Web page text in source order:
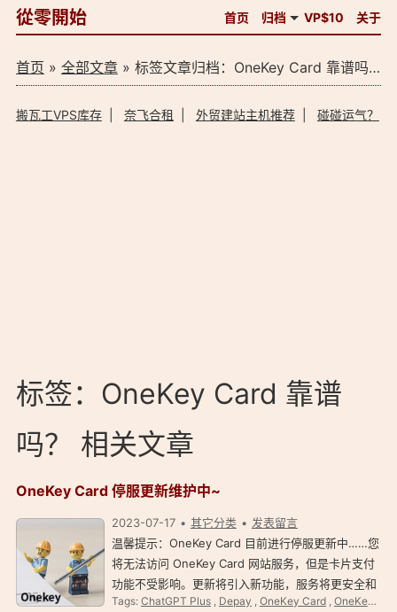
從零開始 首页 归档 VP$10 关于
首页 » 全部文章» 标签文章归档：OneKey Card 靠谱吗？（1）
搬瓦工VPS库存| 奈飞合租 外贸建站主机推荐| 碰碰运气？
标签：OneKey Card 靠谱
吗？ 相关文章
OneKey Card 停服更新维护中~
2023-07-17 其它分类
发表留言
温馨提示：OneKey Card 目前进行停服更新中……您
将无法访问 OneKey Card 网站服务，但是卡片支付
功能不受影响。更新将引入新功能，服务将更安全和
灵活。 官方公告截图： 点击查看更多 OneKey Card
Tags: ChatGPT Plus, Depay , OneKey Card, OneKey Card 常见问题